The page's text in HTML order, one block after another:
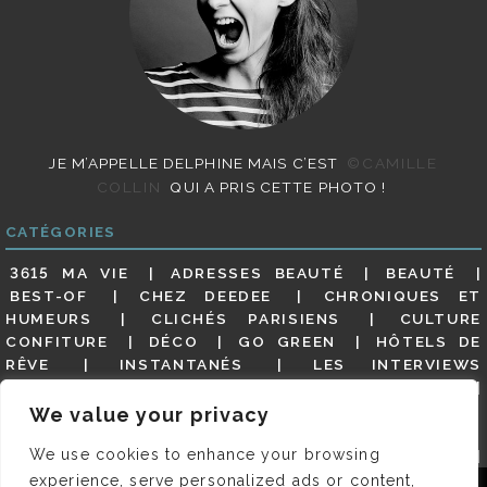
We value your privacy
We use cookies to enhance your browsing
experience, serve personalized ads or content,
JE M’APPELLE DELPHINE MAIS C’EST
©CAMILLE
COLLIN
QUI A PRIS CETTE PHOTO !
CATÉGORIES
3615 MA VIE ADRESSES BEAUTÉ
BEAUTÉ
BEST-OF
CHEZ DEEDEE
CHRONIQUES ET
HUMEURS
CLICHÉS PARISIENS
CULTURE
CONFITURE
DÉCO GO GREEN
HÔTELS DE
RÊVE
INSTANTANÉS
LES INTERVIEWS
MES ADRESSES
MODE NON CLASSÉ
GUIDE
PARIS EN PHOTOS
RESTAURANTS
REVUE DE PRESSE DÉTAILLÉE, SIOU PLAIT